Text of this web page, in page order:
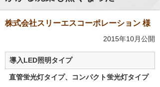
株式会社スリーエスコーポレーション 様
2015年10月公開
導入LED照明タイプ
直管蛍光灯タイプ、コンパクト蛍光灯タイプ